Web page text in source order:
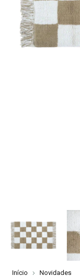
Início Novidades